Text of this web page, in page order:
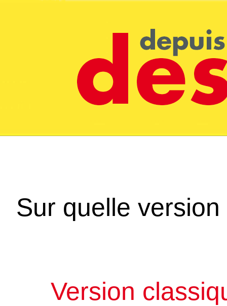
Sur quelle
Version